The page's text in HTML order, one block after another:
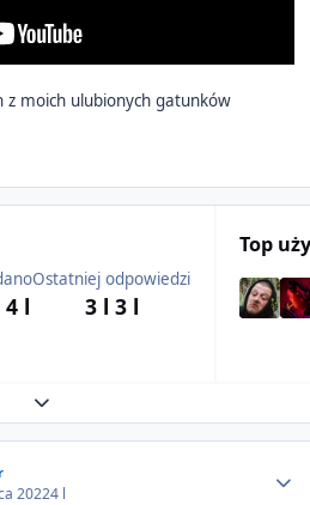
z moich ulubionych gatunków
4 l
Ostatniej odpowiedzi
3 l 3 l
Top
Expand topic overview
20224 l